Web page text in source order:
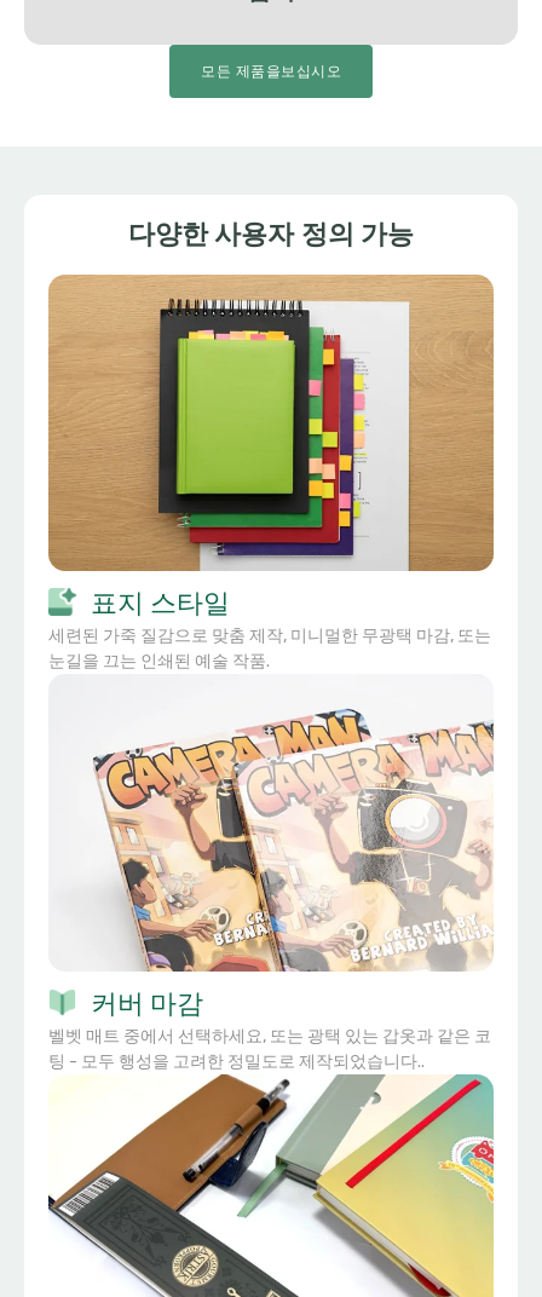
모든 제품을보십시오
다양한 사용자 정의 가능
표지 스타일
세련된 가죽 질감으로 맞춤 제작, 미니멀한 무광택 마감, 또는
눈길을 끄는 인쇄된 예술 작품.
커버 마감
벨벳 매트 중에서 선택하세요, 또는 광택 있는 갑옷과 같은 코
팅 - 모두 행성을 고려한 정밀도로 제작되었습니다..